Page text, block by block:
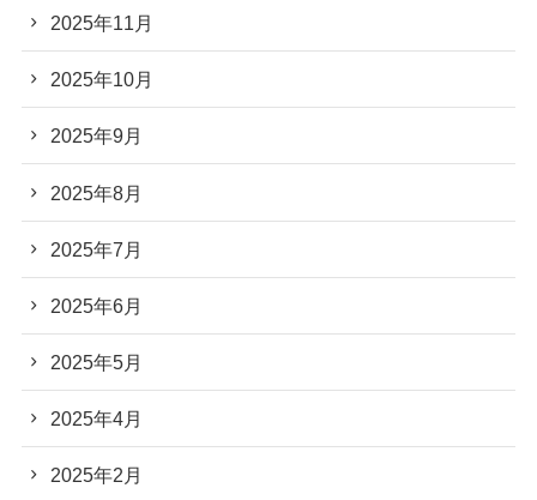
2025年11月
2025年10月
2025年9月
2025年8月
2025年7月
2025年6月
2025年5月
2025年4月
2025年2月